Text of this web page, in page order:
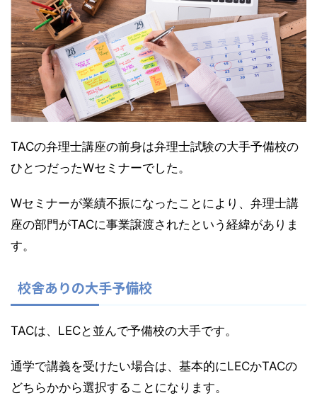
TACの弁理士講座の前身は弁理士試験の大手予備校の
ひとつだったWセミナーでした。
Wセミナーが業績不振になったことにより、弁理士講
座の部門がTACに事業譲渡されたという経緯がありま
す。
校舎ありの大手予備校
TACは、LECと並んで予備校の大手です。
通学で講義を受けたい場合は、基本的にLECかTACの
どちらかから選択することになります。